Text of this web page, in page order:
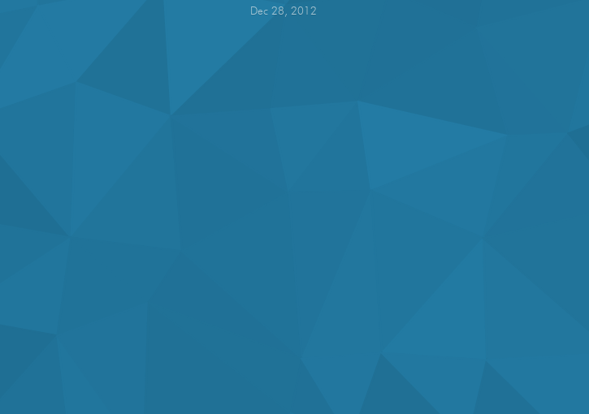
Dec 28, 2012